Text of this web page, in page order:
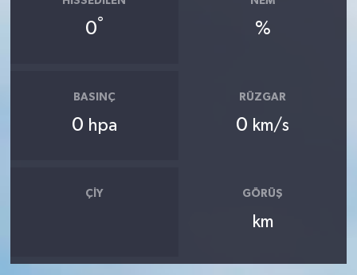
0° %
BASINÇ
0 hpa
RÜZGAR
0 km/s
ÇIY GÖRÜŞ
km